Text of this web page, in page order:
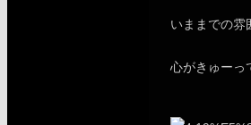
いままでの雰
心がきゅーっ